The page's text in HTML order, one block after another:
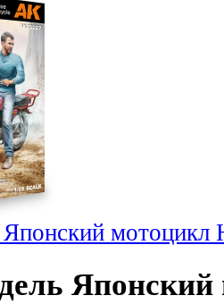
мотоцикл